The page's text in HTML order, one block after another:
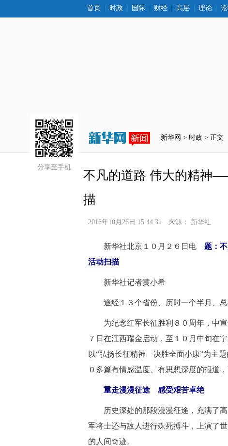
首页 时政 国际 财经 高层 理论
新华网 > 时政 > 正文
分享至手机
不凡的道路 伟大的精神
描
2016年10月26日 15:44:31 来源： 新华社
新华社北京１０月２６日电 题：
活动扫描
新华社记者黄小希
途经１３个省份、历时一个半月、
为纪念红军长征胜利８０周年，中宣
７日在江西瑞金启动，至１０月中旬在
以“弘扬长征精神 决胜全面小康”为主
０多篇有情感温度、有思想深度的报道
重走漫漫征途 感受艰苦卓绝
历史深处的那段漫漫征途，充满了高
军将士还与敌人进行殊死搏斗，上演了
的人间奇迹。